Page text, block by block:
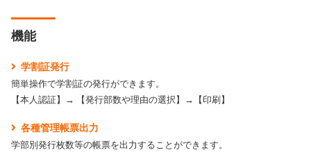
機能
学割証発行
簡単操作で学割証の発行ができます。
【本人認証】→ 【発行部数や理由の選択】→【印刷】
各種管理帳票出力
学部別発行枚数等の帳票を出力することができます。